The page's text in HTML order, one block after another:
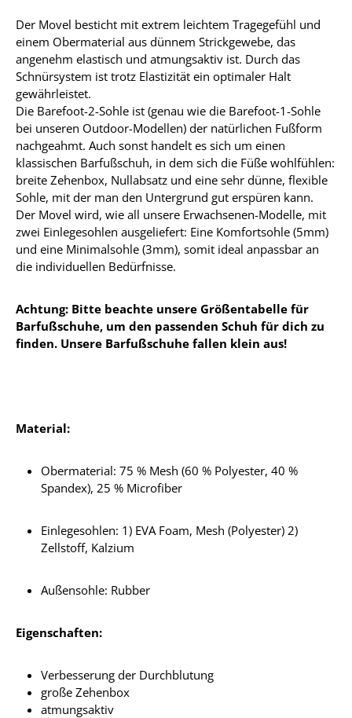
Der Movel besticht mit extrem leichtem Tragegefühl und
einem Obermaterial aus dünnem Strickgewebe, das
angenehm elastisch und atmungsaktiv ist. Durch das
Schnürsystem ist trotz Elastizität ein optimaler Halt
gewährleistet.
Die Barefoot-2-Sohle ist (genau wie die Barefoot-1-Sohle
bei unseren Outdoor-Modellen) der natürlichen Fußform
nachgeahmt. Auch sonst handelt es sich um einen
klassischen Barfußschuh, in dem sich die Füße wohlfühlen:
breite Zehenbox, Nullabsatz und eine sehr dünne, flexible
Sohle, mit der man den Untergrund gut erspüren kann.
Der Movel wird, wie all unsere Erwachsenen-Modelle, mit
zwei Einlegesohlen ausgeliefert: Eine Komfortsohle (5mm)
und eine Minimalsohle (3mm), somit ideal anpassbar an
die individuellen Bedürfnisse.
Achtung: Bitte beachte unsere Größentabelle für
Barfußschuhe, um den passenden Schuh für dich zu
finden. Unsere Barfußschuhe fallen klein aus!
Material:
Obermaterial: 75 % Mesh (60 % Polyester, 40 %
Spandex), 25 % Microfiber
Einlegesohlen: 1) EVA Foam, Mesh (Polyester) 2)
Zellstoff, Kalzium
Außensohle: Rubber
Eigenschaften:
Verbesserung der Durchblutung
große Zehenbox
atmungsaktiv